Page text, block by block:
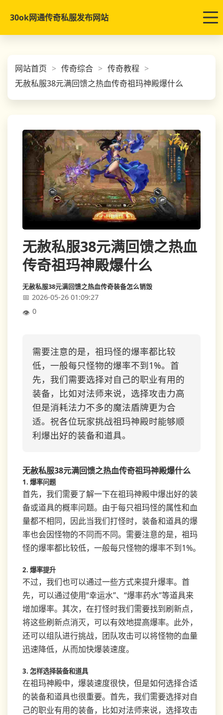
30ok网通传奇私服发布网站
网站首页 传奇综合
传奇教程
无赦私服38元满回馈之热血传奇祖玛神殿爆什么
无赦私服38元满回馈之热血
传奇祖玛神殿爆什么
无赦私服38元满回馈之热血传奇装备怎么销毁
2026-05-26 01:09:27
0
需要注意的是，祖玛怪的爆率都比较
低，一般每只怪物的爆率不到1%。首
先，我们需要选择对自己的职业有用的
装备，比如对法师来说，选择攻击力高
但是消耗法力不多的魔法盾牌更为合
适。祝各位玩家挑战祖玛神殿时能够顺
利爆出好的装备和道具。
无赦私服38元满回馈之热血传奇祖玛神殿爆什么
1. 爆率问题
首先，我们需要了解一下在祖玛神殿中爆出好的装
备或道具的概率问题。由于每只祖玛怪的属性和血
量都不相同，因此当我们打怪时，装备和道具的爆
率也会因怪物的不同而不同。需要注意的是，祖玛
怪的爆率都比较低，一般每只怪物的爆率不到1%。
2. 爆率提升
不过，我们也可以通过一些方式来提升爆率。首
先，可以通过使用“幸运水”、“爆率药水”等道具来
增加爆率。其次，在打怪时我们需要找到刷新点，
将这些刷新点消灭，可以有效地提高爆率。此外，
还可以组队进行挑战，团队攻击可以将怪物的血量
迅速降低，从而加快爆装速度。
3. 怎样选择装备和道具
在祖玛神殿中，爆装速度很快，但是如何选择合适
的装备和道具也很重要。首先，我们需要选择对自
己的职业有用的装备，比如对法师来说，选择攻击